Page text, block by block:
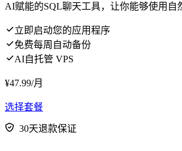
AI赋能的SQL聊天工具，让你能够使用自
立即启动您的应用程序
免费每周自动备份
AI自托管 VPS
¥47.99/月
选择套餐
30天退款保证